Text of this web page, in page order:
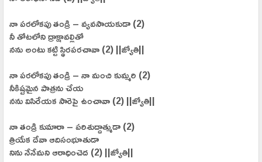
నా పరలోకపు తండ్రి – వ్యవసాయకుడా (2)
నీ తోటలోని ద్రాక్షావల్లితో
నను అంటు కట్టి స్థిరపరచావా (2) ||జ్యోతి||
నా పరలోకపు తండ్రి – నా మంచి కుమ్మరి (2)
నీకిష్టమైన పాత్రను చేయ
నను విసిరేయక సారెపై ఉంచావా (2) ||జ్యోతి||
నా తండ్రి కుమారా – పరిశుద్దాత్ముడా (2)
త్రియేక దేవా ఆదిసంభూతుడా
నిను నేనేమని ఆరాధించెద (2) ||జ్యోతి||